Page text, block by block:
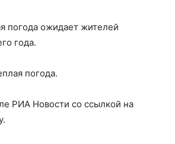
погода ожидает жителей
года.
погода.
РИА Новости со ссылкой на